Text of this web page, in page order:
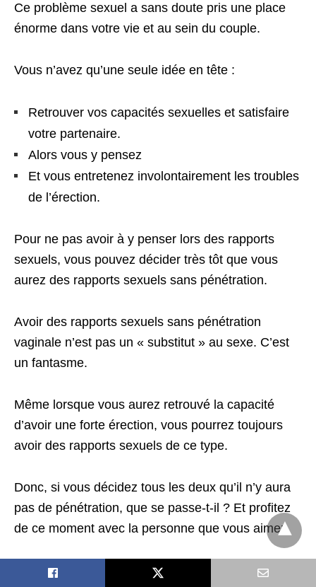
Ce problème sexuel a sans doute pris une place
énorme dans votre vie et au sein du couple.
Vous n’avez qu’une seule idée en tête :
Retrouver vos capacités sexuelles et satisfaire
votre partenaire.
Alors vous y pensez
Et vous entretenez involontairement les troubles
de l’érection.
Pour ne pas avoir à y penser lors des rapports
sexuels, vous pouvez décider très tôt que vous
aurez des rapports sexuels sans pénétration.
Avoir des rapports sexuels sans pénétration
vaginale n’est pas un « substitut » au sexe. C’est
un fantasme.
Même lorsque vous aurez retrouvé la capacité
d’avoir une forte érection, vous pourrez toujours
avoir des rapports sexuels de ce type.
Donc, si vous décidez tous les deux qu’il n’y aura
pas de pénétration, que se passe-t-il ? Et profitez
de ce moment avec la personne que vous aimez.